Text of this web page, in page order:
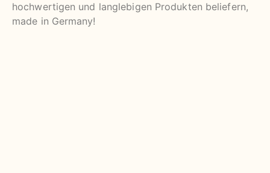
hochwertigen und langlebigen Produkten beliefern,
made in Germany!